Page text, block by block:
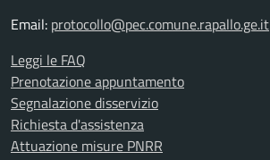
Email: protocollo@pec.comune.rapallo.ge.it
Leggi le FAQ
Prenotazione appuntamento
Segnalazione disservizio
Richiesta d'assistenza
Attuazione misure PNRR